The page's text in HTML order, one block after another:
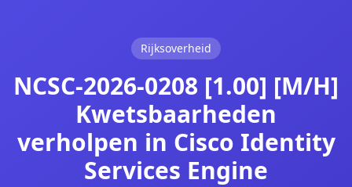
Rijksoverheid
NCSC-2026-0208 [1.00] [M/H]
Kwetsbaarheden
verholpen in Cisco Identity
Services Engine